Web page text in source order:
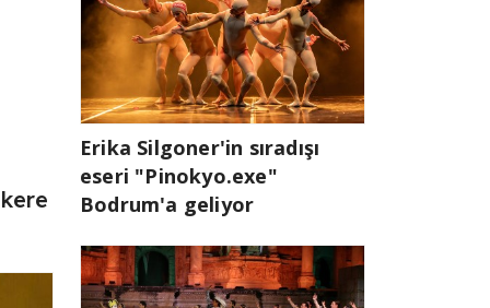
Erika Silgoner'in sıradışı
eseri "Pinokyo.exe"
Bodrum'a geliyor